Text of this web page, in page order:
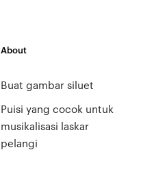
About
Buat gambar siluet
Puisi yang cocok untuk
musikalisasi laskar
pelangi